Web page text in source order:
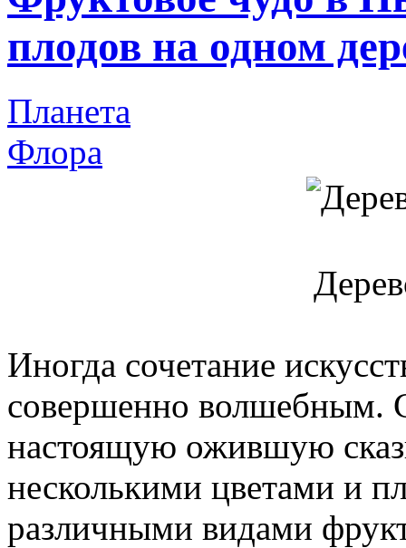
плодов на одном
Планета
Флора
Иногда сочетание
совершенно волшебным.
настоящую ожившую
несколькими цветами и
различными видами